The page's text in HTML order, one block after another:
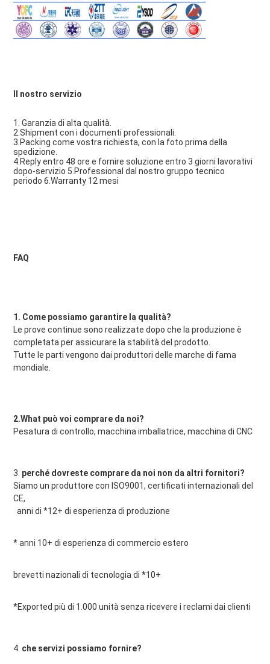
Il nostro servizio
1. Garanzia di alta qualità.
2.Shipment con i documenti professionali.
3.Packing come vostra richiesta, con la foto prima della
spedizione.
4.Reply entro 48 ore e fornire soluzione entro 3 giorni lavorativi
dopo-servizio 5.Professional dal nostro gruppo tecnico
periodo 6.Warranty 12 mesi
FAQ
1. Come possiamo garantire la qualità?
Le prove continue sono realizzate dopo che la produzione è
completata per assicurare la stabilità del prodotto.
Tutte le parti vengono dai produttori delle marche di fama
mondiale.
2.What può voi comprare da noi?
Pesatura di controllo, macchina imballatrice, macchina di CNC
3. perché dovreste comprare da noi non da altri fornitori?
Siamo un produttore con ISO9001, certificati internazionali del
CE,
anni di *12+ di esperienza di produzione
* anni 10+ di esperienza di commercio estero
brevetti nazionali di tecnologia di *10+
*Exported più di 1.000 unità senza ricevere i reclami dai clienti
4. che servizi possiamo fornire?